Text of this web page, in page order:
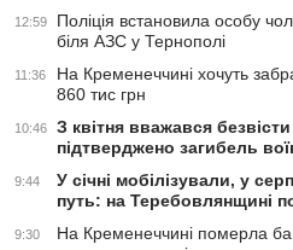
12:59
Поліція встановила особу
біля АЗС у Тернополі
11:36
На Кременеччині хочуть
860 тис грн
10:46
З квітня вважався
підтверджено загибель
9:44
У січні мобілізували, у
путь: на Теребовлянщині
9:30
На Кременеччині померла